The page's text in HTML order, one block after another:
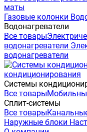
маты
Газовые колонки
Водонагреватели
Все товары
водонагреватели
водонагреватели
кондиционирования
Системы
Все товары
Сплит-системы
Все товары
Наружные блоки